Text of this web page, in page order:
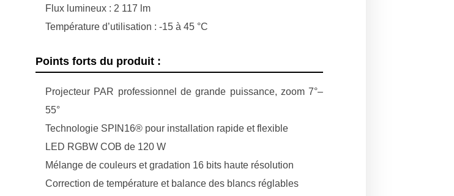
Flux lumineux : 2 117 lm
Température d’utilisation : -15 à 45 °C
Points forts du produit :
Projecteur PAR professionnel de grande puissance, zoom 7°–
55°
Technologie SPIN16® pour installation rapide et flexible
LED RGBW COB de 120 W
Mélange de couleurs et gradation 16 bits haute résolution
Correction de température et balance des blancs réglables